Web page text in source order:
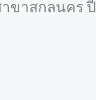
ขาสกลนคร ปี